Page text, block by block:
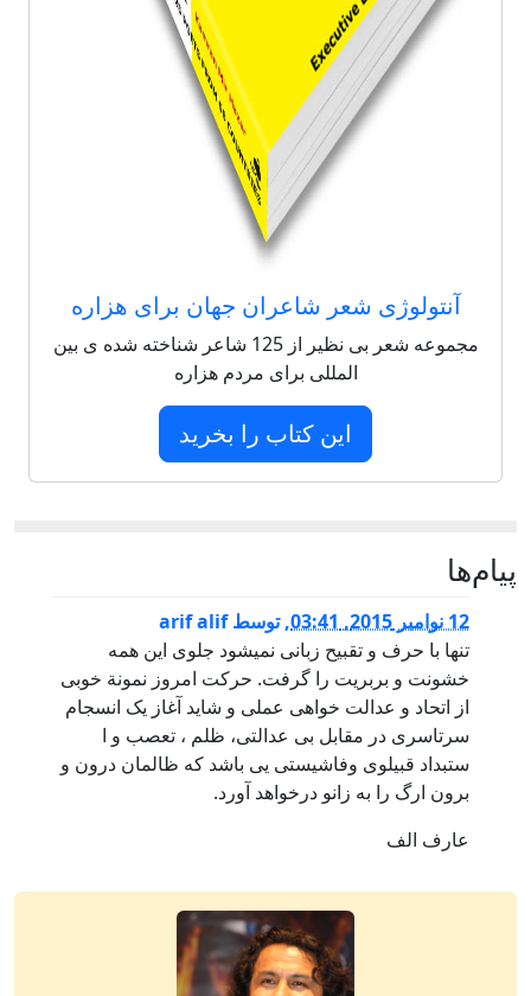
آنتولوژی شعر شاعران جهان برای هزاره
مجموعه شعر بی نظیر از 125 شاعر شناخته شده ی بین
المللی برای مردم هزاره
این کتاب را بخرید
پيام‌ها
12 نوامبر 2015, 03:41 ,توسطarif alif
تنها با حرف و تقبیح زبانی نمیشود جلوی این همه
خشونت و بربریت را گرفت. حرکت امروز نمونة خوبی
از اتحاد و عدالت خواهی عملی و شاید آغاز یک انسجام
سرتاسری در مقابل بی عدالتی، ظلم ، تعصب و ا
ستبداد قبیلوی وفاشیستی یی باشد که ظالمان درون و
برون ارگ را به زانو درخواهد آورد.
عارف الف